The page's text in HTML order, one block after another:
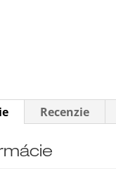
Recenzie